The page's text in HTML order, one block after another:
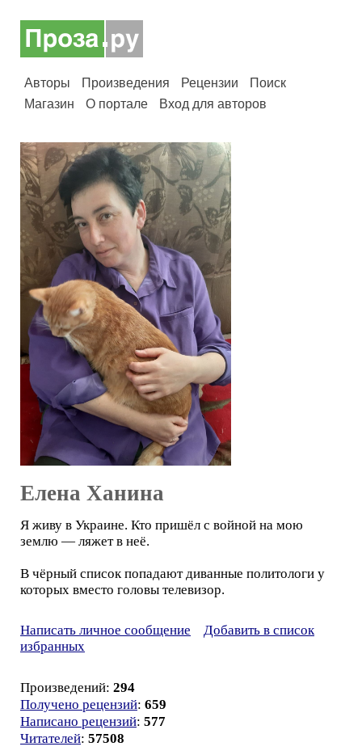
Авторы Произведения Рецензии
Поиск
Магазин
О портале Вход для авторов
Елена Ханина
Я живу в Украине. Кто пришёл с войной на мою
землю — ляжет в неё.
В чёрный список попадают диванные политологи у
которых вместо головы телевизор.
Написать личное сообщение
Добавить в список
избранных
Произведений: 294
Получено рецензий: 659
Написано рецензий: 577
Читателей: 57508